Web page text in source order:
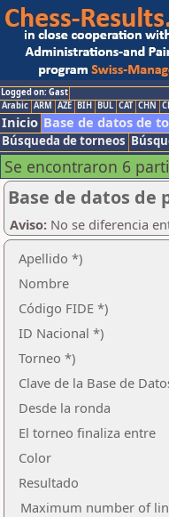
Logged on: Gast
Arabic ARM AZE BIH BUL CAT CHN
Inicio Base de datos de
Búsqueda de torneos
Se encontraron 6
Base de datos de
Aviso: No se diferencia
Apellido *)
Nombre
Código FIDE *)
ID Nacional *)
Torneo *)
Clave de la Base de
Desde la ronda
El torneo finaliza entre
Color
Resultado
Maximum number of